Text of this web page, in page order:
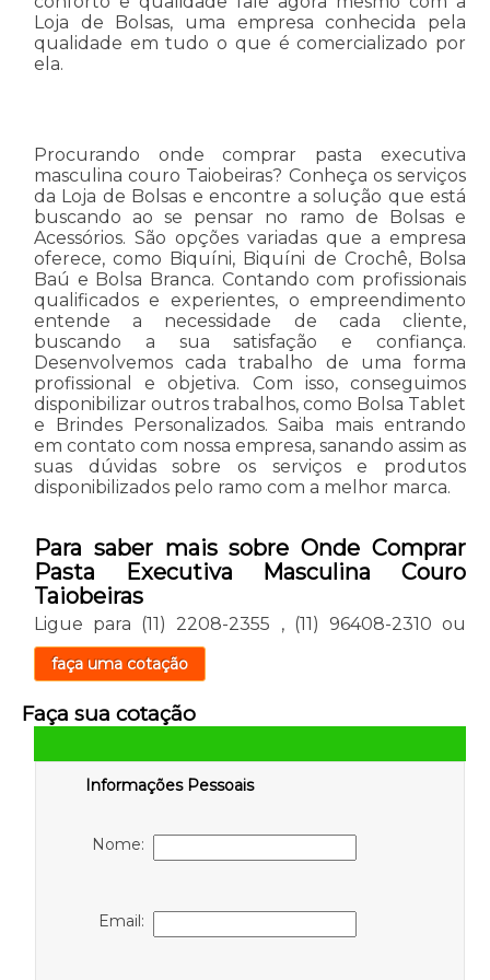
Loja de Bolsas, uma empresa conhecida pela
qualidade em tudo o que é comercializado por
ela.
Procurando onde comprar pasta executiva
masculina couro Taiobeiras? Conheça os serviços
da Loja de Bolsas e encontre a solução que está
buscando ao se pensar no ramo de Bolsas e
Acessórios. São opções variadas que a empresa
oferece, como Biquíni, Biquíni de Crochê, Bolsa
Baú e Bolsa Branca. Contando com profissionais
qualificados e experientes, o empreendimento
entende a necessidade de cada cliente,
buscando a sua satisfação e confiança.
Desenvolvemos cada trabalho de uma forma
profissional e objetiva. Com isso, conseguimos
disponibilizar outros trabalhos, como Bolsa Tablet
e Brindes Personalizados. Saiba mais entrando
em contato com nossa empresa, sanando assim as
suas dúvidas sobre os serviços e produtos
disponibilizados pelo ramo com a melhor marca.
Para saber mais sobre Onde Comprar
Pasta Executiva Masculina Couro
Taiobeiras
Ligue para (11) 2208-2355 , (11) 96408-2310 ou
faça uma cotação
Faça sua cotação
Informações Pessoais
Nome:
Email: